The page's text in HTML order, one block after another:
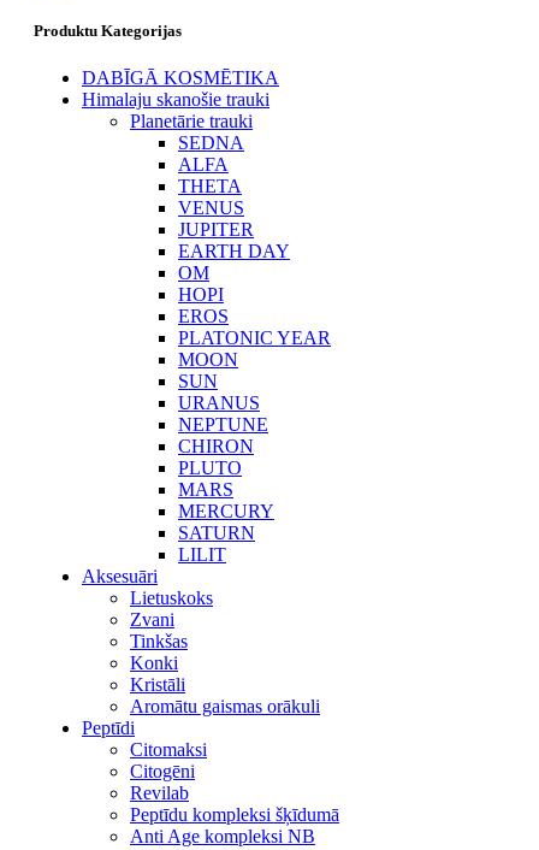
Produktu Kategorijas
DABĪGĀ KOSMĒTIKA
Himalaju skanošie trauki
Planetārie trauki
SEDNA
ALFA
THETA
VENUS
JUPITER
EARTH DAY
OM
HOPI
EROS
PLATONIC YEAR
MOON
SUN
URANUS
NEPTUNE
CHIRON
PLUTO
MARS
MERCURY
SATURN
LILIT
Aksesuāri
Lietuskoks
Zvani
Tinkšas
Konki
Kristāli
Aromātu gaismas orākuli
Peptīdi
Citomaksi
Citogēni
Revilab
Peptīdu kompleksi šķīdumā
Anti Age kompleksi NB